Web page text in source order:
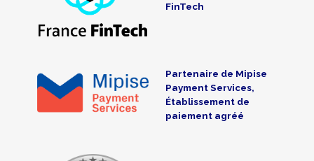
FinTech
Partenaire de Mipise
Payment Services,
Établissement de
paiement agréé